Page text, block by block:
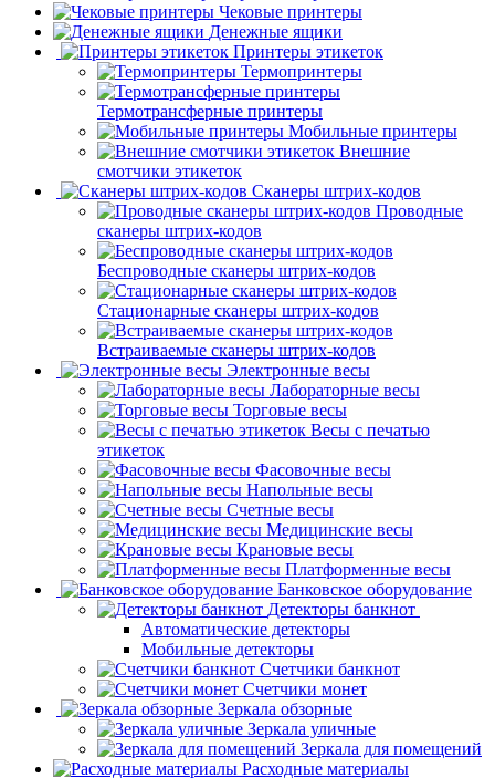
Чековые принтеры
Денежные ящики
Принтеры этикеток
Термопринтеры
Термотрансферные принтеры
Мобильные принтеры
Внешние
смотчики этикеток
Сканеры штрих-кодов
Проводные
сканеры штрих-кодов
Беспроводные сканеры штрих-кодов
Стационарные сканеры штрих-кодов
Встраиваемые сканеры штрих-кодов
Электронные весы
Лабораторные весы
Торговые весы
Весы с печатью
этикеток
Фасовочные весы
Напольные весы
Счетные весы
Медицинские весы
Крановые весы
Платформенные весы
Банковское оборудование
Детекторы банкнот
Автоматические детекторы
Мобильные детекторы
Счетчики банкнот
Счетчики монет
Зеркала обзорные
Зеркала уличные
Зеркала для помещений
Расходные материалы